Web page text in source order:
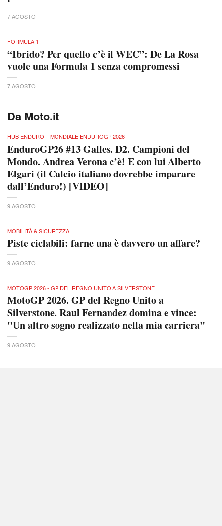
7 AGOSTO
FORMULA 1
“Ibrido? Per quello c’è il WEC”: De La Rosa
vuole una Formula 1 senza compromessi
7 AGOSTO
Da Moto.it
HUB ENDURO – MONDIALE ENDUROGP 2026
EnduroGP26 #13 Galles. D2. Campioni del
Mondo. Andrea Verona c’è! E con lui Alberto
Elgari (il Calcio italiano dovrebbe imparare
dall’Enduro!) [VIDEO]
9 AGOSTO
MOBILITÀ & SICUREZZA
Piste ciclabili: farne una è davvero un affare?
9 AGOSTO
MOTOGP 2026 - GP DEL REGNO UNITO A SILVERSTONE
MotoGP 2026. GP del Regno Unito a
Silverstone. Raul Fernandez domina e vince:
"Un altro sogno realizzato nella mia carriera"
9 AGOSTO